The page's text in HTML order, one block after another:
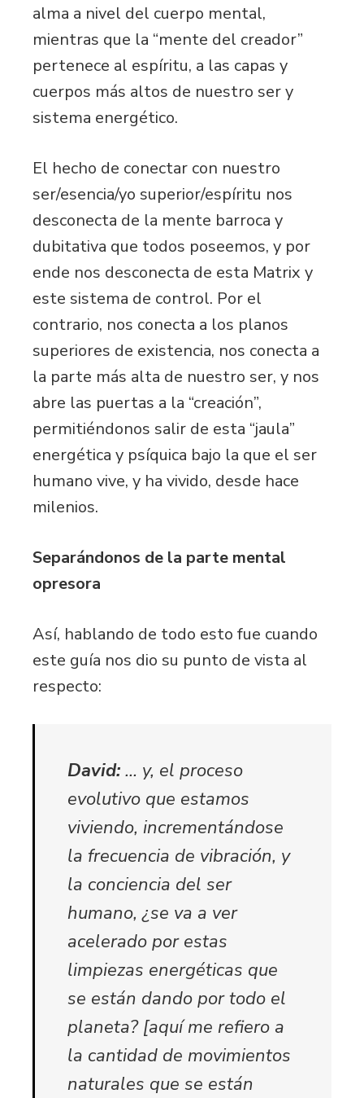
alma a nivel del cuerpo mental,
mientras que la “mente del creador”
pertenece al espíritu, a las capas y
cuerpos más altos de nuestro ser y
sistema energético.
El hecho de conectar con nuestro
ser/esencia/yo superior/espíritu nos
desconecta de la mente barroca y
dubitativa que todos poseemos, y por
ende nos desconecta de esta Matrix y
este sistema de control. Por el
contrario, nos conecta a los planos
superiores de existencia, nos conecta a
la parte más alta de nuestro ser, y nos
abre las puertas a la “creación”,
permitiéndonos salir de esta “jaula”
energética y psíquica bajo la que el ser
humano vive, y ha vivido, desde hace
milenios.
Separándonos de la parte mental
opresora
Así, hablando de todo esto fue cuando
este guía nos dio su punto de vista al
respecto:
David: … y, el proceso
evolutivo que estamos
viviendo, incrementándose
la frecuencia de vibración, y
la conciencia del ser
humano, ¿se va a ver
acelerado por estas
limpiezas energéticas que
se están dando por todo el
planeta? [aquí me refiero a
la cantidad de movimientos
naturales que se están